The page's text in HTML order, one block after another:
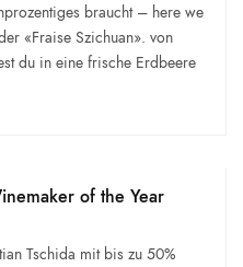
braucht – here we
«Fraise Szichuan». von
du in eine frische Erdbeere
of the Year
Tschida mit bis zu 50%